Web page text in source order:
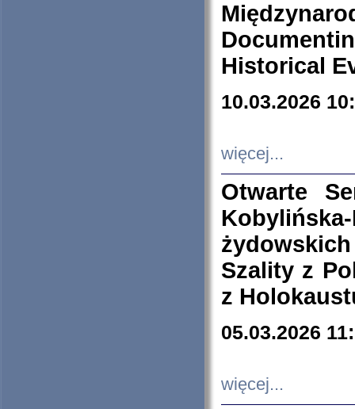
Historical
10.03.2026
więcej...
Otwarte
Szality z
z
05.03.2026
więcej...